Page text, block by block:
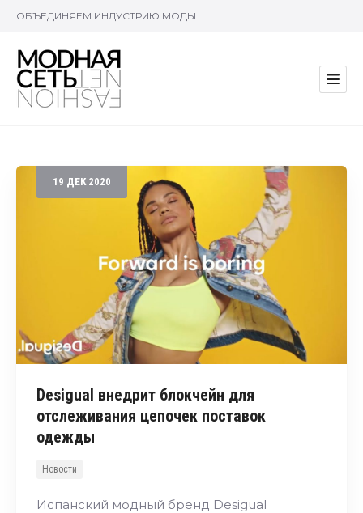
ОБЪЕДИНЯЕМ ИНДУСТРИЮ МОДЫ
19 ДЕК 2020
Desigual внедрит блокчейн для
отслеживания цепочек поставок
одежды
Новости
Испанский модный бренд Desigual